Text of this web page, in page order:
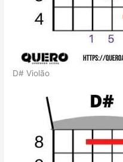
D# Violão